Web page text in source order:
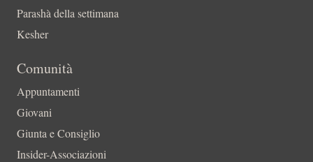
Parashà della settimana
Kesher
Comunità
Appuntamenti
Giovani
Giunta e Consiglio
Insider-Associazioni